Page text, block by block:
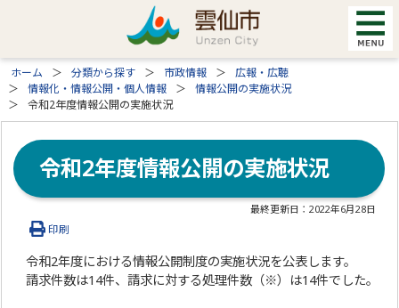
ホーム 分類から探す 市政情報
広報・広聴
情報化・情報公開・個人情報
情報公開の実施状況
令和2年度情報公開の実施状況
令和2年度情報公開の実施状況
最終更新日：2022年6月28日
印刷
令和2年度における情報公開制度の実施状況を公表します。
請求件数は14件、請求に対する処理件数（※）は14件でした。